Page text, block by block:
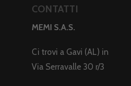
CONTATTI
MEMI S.A.S.
Ci trovi a Gavi (AL) in
Via Serravalle 30 r/3